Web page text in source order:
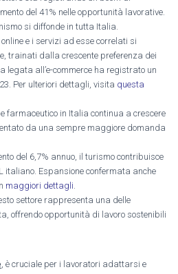
del 41% nelle opportunità lavorative.
si diffonde in tutta Italia.
online e i servizi ad esse correlati si
trainati dalla crescente preferenza dei
legata all’e-commerce ha registrato un
Per ulteriori dettagli, visita questa
farmaceutico in Italia continua a crescere
da una sempre maggiore domanda
del 6,7% annuo, il turismo contribuisce
italiano. Espansione confermata anche
maggiori dettagli
settore rappresenta una delle
offrendo opportunità di lavoro sostenibili
, è cruciale per i lavoratori adattarsi e